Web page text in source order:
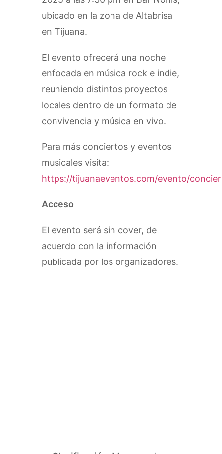
ubicado en la zona de Altabrisa
en Tijuana.
El evento ofrecerá una noche
enfocada en música rock e indie,
reuniendo distintos proyectos
locales dentro de un formato de
convivencia y música en vivo.
Para más conciertos y eventos
musicales visita:
https://tijuanaeventos.com/evento/
Acceso
El evento será sin cover, de
acuerdo con la información
publicada por los organizadores.